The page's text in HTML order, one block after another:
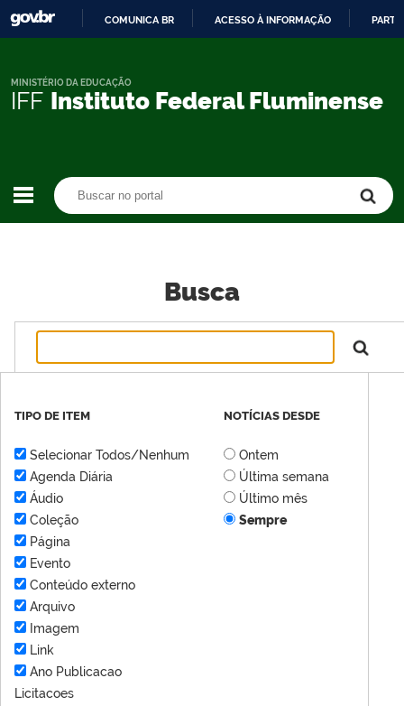
CONTEÚDO
COMUNICA BR ACESSO À INFORMAÇÃO
IFF Instituto Federal Fluminense
MINISTÉRIO DA EDUCAÇÃO
Busca
TIPO DE ITEM
Selecionar Todos/Nenhum
Agenda Diária
Áudio
Coleção
Página
Evento
Conteúdo externo
Arquivo
Imagem
Link
Ano Publicacao
Licitacoes
NOTÍCIAS DESDE
Ontem
Última semana
Último mês
Sempre